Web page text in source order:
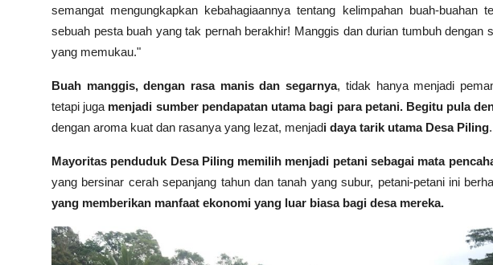
semangat mengungkapkan kebahagiaannya tentang kelimpahan buah-
sebuah pesta buah yang tak pernah berakhir! Manggis dan durian tumbuh dengan
yang memukau."
Buah manggis, dengan rasa manis dan segarnya, tidak hanya menjadi
tetapi jugamenjadi sumber pendapatan utama bagi para petani. Begitu pula
dengan aroma kuat dan rasanya yang lezat, menjadi daya tarik utama Desa Piling.
Mayoritas penduduk Desa Piling memilih menjadi petani sebagai mata
yang bersinar cerah sepanjang tahun dan tanah yang subur, petani-petani ini
yang memberikan manfaat ekonomi yang luar biasa bagi desa mereka.